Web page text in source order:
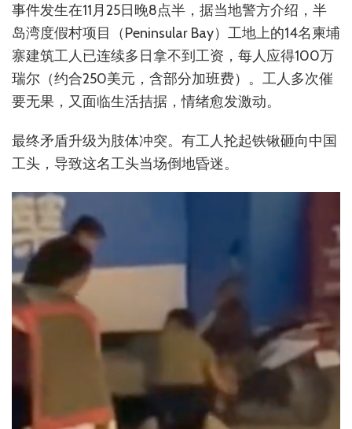
事件发生在11月25日晚8点半，据当地警方介绍，半
岛湾度假村项目（Peninsular Bay）工地上的14名柬埔
寨建筑工人已连续多日拿不到工资，每人应得100万
瑞尔（约合250美元，含部分加班费）。工人多次催
要无果，又面临生活拮据，情绪愈发激动。
最终矛盾升级为肢体冲突。有工人抡起铁锹砸向中国
工头，导致这名工头当场倒地昏迷。